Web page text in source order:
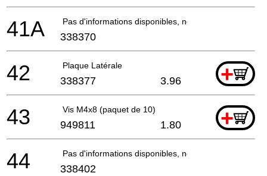
Pas d'informations disponibles, non commandable
41A 338370
Plaque Latérale +
42 338377 3.96
Vis M4x8 (paquet de 10) +
43 949811 1.80
Pas d'informations disponibles, non commandable
44 338402